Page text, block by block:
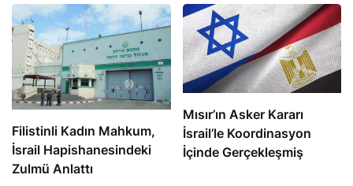
Filistinli Kadın Mahkum,
İsrail Hapishanesindeki
Zulmü Anlattı
Mısır’ın Asker Kararı
İsrail’le Koordinasyon
İçinde Gerçekleşmiş